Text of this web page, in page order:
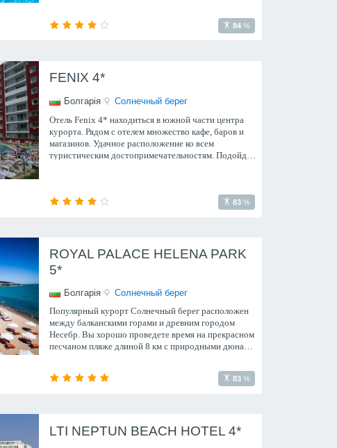
84 %
FENIX 4*
Болгарія
Солнечный берег
Отель Fenix 4* находиться в южной части центра
курорта. Рядом с отелем множество кафе, баров и
магазинов. Удачное расположение ко всем
туристическим достопримечательностям. Подойдет
83 %
ROYAL PALACE HELENA PARK
5*
Болгарія
Солнечный берег
Популярный курорт Солнечный берег расположен
между балканскими горами и древним городом
Несебр. Вы хорошо проведете время на прекрасном
песчаном пляже длиной 8 км с природными дюнами
83 %
LTI NEPTUN BEACH HOTEL 4*